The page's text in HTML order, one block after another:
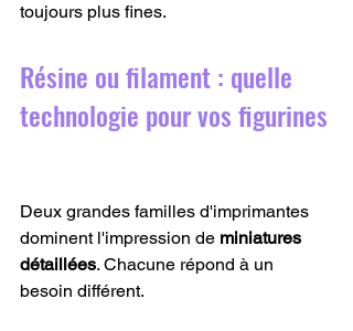
toujours plus fines.
Résine ou filament : quelle
technologie pour vos figurines
Deux grandes familles d'imprimantes
dominent l'impression de miniatures
détaillées. Chacune répond à un
besoin différent.